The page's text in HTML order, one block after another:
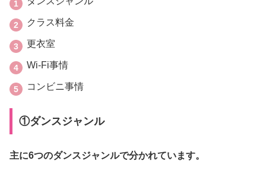
クラス料金
更衣室
Wi-Fi事情
コンビニ事情
①ダンスジャンル
主に6つのダンスジャンルで分かれています。